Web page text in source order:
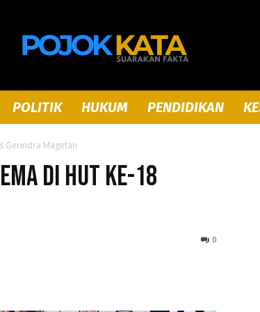
Pojok
POLITIK HUKUM PENDIDIKAN
Gerindra Magetan
di HUT ke-18
0